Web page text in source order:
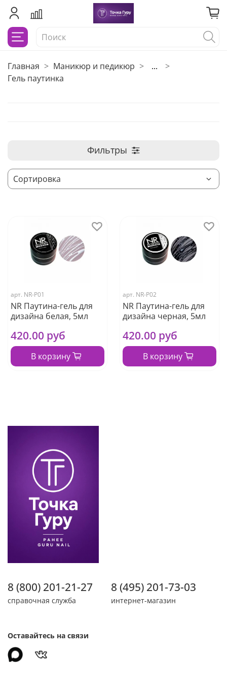
Главная Маникюр и педикюр
...
Гель паутинка
Фильтры
арт. NR-P01
NR Паутина-гель для
дизайна белая, 5мл
420.00 руб
В корзину
арт. NR-P02
NR Паутина-гель для
дизайна черная, 5мл
420.00 руб
В корзину
8 (800) 201-21-27
справочная служба
8 (495) 201-73-03
интернет-магазин
Оставайтесь на связи